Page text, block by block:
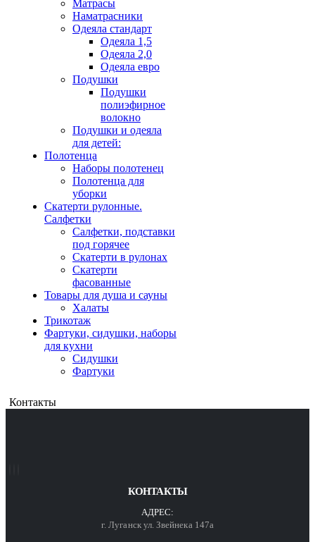
Матрасы
Наматрасники
Одеяла стандарт
Одеяла 1,5
Одеяла 2,0
Одеяла евро
Подушки
Подушки
полиэфирное
волокно
Подушки и одеяла
для детей:
Полотенца
Наборы полотенец
Полотенца для
уборки
Скатерти рулонные.
Салфетки
Салфетки, подставки
под горячее
Скатерти в рулонах
Скатерти
фасованные
Товары для душа и сауны
Халаты
Трикотаж
Фартуки, сидушки, наборы
для кухни
Сидушки
Фартуки
Контакты
КОНТАКТЫ
АДРЕС:
г. Луганск ул. Звейнека 147а